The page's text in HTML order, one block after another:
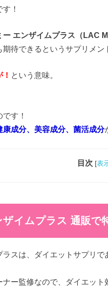
！
ー エンザイムプラス（LAC
待できるというサプリメン
という意味。
す！
康成分、美容成分、菌活成分
目次 [表
イムプラス 通販で
スは、ダイエットサプリ
ー監修なので、ダイエット